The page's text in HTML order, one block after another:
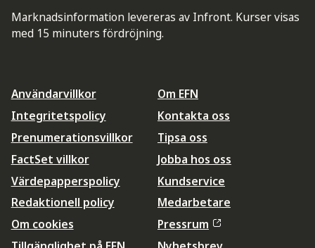
Marknadsinformation levereras av Infront. Kurser visas
med 15 minuters fördröjning.
Användarvillkor
Integritetspolicy
Prenumerationsvillkor
FactSet villkor
Värdepapperspolicy
Redaktionell policy
Om cookies
Om EFN
Kontakta oss
Tipsa oss
Jobba hos oss
Kundservice
Medarbetare
Pressrum